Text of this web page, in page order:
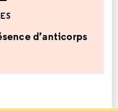
d’anticorps